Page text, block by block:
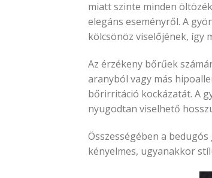
miatt szinte minden
elegáns eseményről. A
kölcsönöz viselőjének, így
Az érzékeny bőrűek
aranyból vagy más
bőrirritáció kockázatát. A
nyugodtan viselhető
Összességében a
kényelmes, ugyanakkor